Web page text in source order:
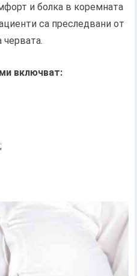
и болка в коремната
са преследвани от
червата.
включват: